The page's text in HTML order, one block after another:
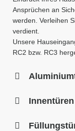
Ansprüchen an
werden. Verleihen
verdient.
Unsere
RC2 bzw. RC3
Innentüren